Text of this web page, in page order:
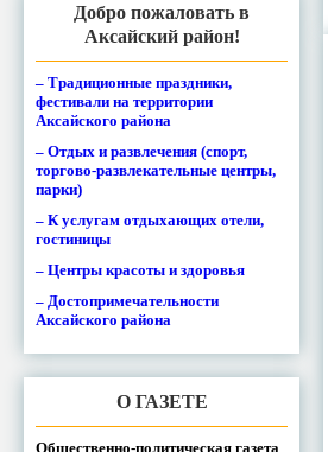
Добро пожаловать в
Аксайский район!
– Традиционные праздники,
фестивали на территории
Аксайского района
– Отдых и развлечения (спорт,
торгово-развлекательные центры,
парки)
– К услугам отдыхающих отели,
гостиницы
– Центры красоты и здоровья
– Достопримечательности
Аксайского района
О ГАЗЕТЕ
Общественно-политическая газета